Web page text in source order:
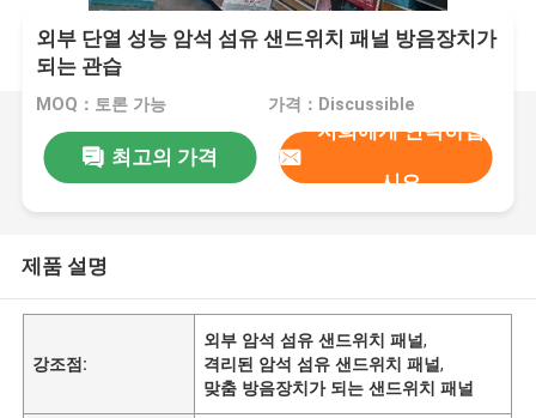
외부 단열 성능 암석 섬유 샌드위치 패널 방음장치가
되는 관습
MOQ：토론 가능 가격：Discussible
최고의 가격
저희에게 연락하십
시오
제품 설명
강조점:
외부 암석 섬유 샌드위치 패널,
격리된 암석 섬유 샌드위치 패널,
맞춤 방음장치가 되는 샌드위치 패널